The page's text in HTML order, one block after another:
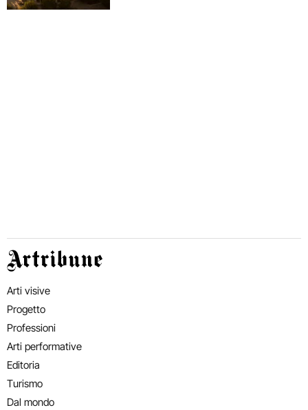
Artribune
Arti visive
Progetto
Professioni
Arti performative
Editoria
Turismo
Dal mondo